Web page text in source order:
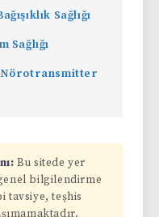
Sağlığı
Sağlığı
Nörotransmitter
Bu sitede yer
bilgilendirme
tavsiye, teşhis